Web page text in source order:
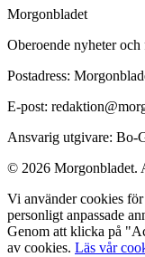
Morgonbladet
Oberoende nyheter
Postadress:
E-post:
Ansvarig utgivare: Bo-
© 2026 Morgonbladet.
Vi använder cookies
personligt anpassade
Genom att klicka på
av cookies. Läs vår